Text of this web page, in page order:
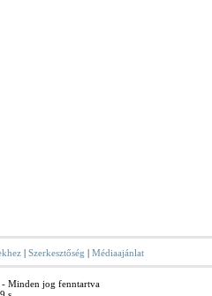
| Szerkesztőség | Médiaajánlat
Minden jog fenntartva